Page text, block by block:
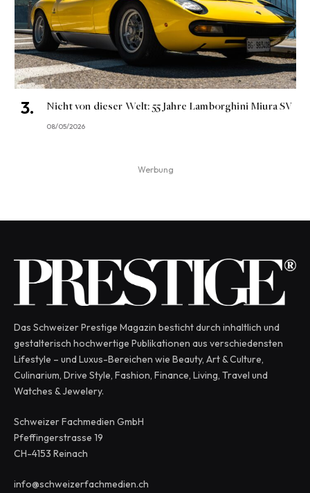
Nicht von dieser Welt: 55 Jahre Lamborghini Miura SV
08/05/2026
Werbung
Das Schweizer Prestige Magazin besticht durch inhaltlich und
gestalterisch hochwertige Publikationen aus verschiedensten
Lifestyle – und Luxus-Bereichen wie Beauty, Art & Culture,
Culinarium, Drive Style, Fashion, Finance, Living, Travel und
Watches & Jewelery.
Schweizer Fachmedien GmbH
Pfeffingerstrasse 19
CH-4153 Reinach
info@schweizerfachmedien.ch